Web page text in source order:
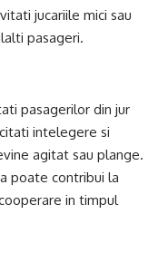
jucariile mici sau
pasageri.
pasagerilor din jur
intelegere si
agitat sau plange.
poate contribui la
in timpul